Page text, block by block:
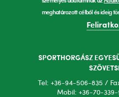
meghatározott célból és ideig
SPORTHORGÁSZ
Tel: +36-94-506-835 /
Mobil: +36-70-